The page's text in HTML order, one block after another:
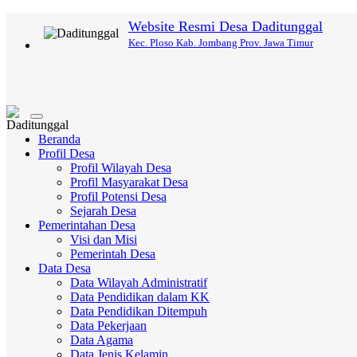
Website Resmi Desa Daditunggal
Kec. Ploso Kab. Jombang Prov. Jawa Timur
Toggle
navigation
Beranda
Profil Desa
Profil Wilayah Desa
Profil Masyarakat Desa
Profil Potensi Desa
Sejarah Desa
Pemerintahan Desa
Visi dan Misi
Pemerintah Desa
Data Desa
Data Wilayah Administratif
Data Pendidikan dalam KK
Data Pendidikan Ditempuh
Data Pekerjaan
Data Agama
Data Jenis Kelamin